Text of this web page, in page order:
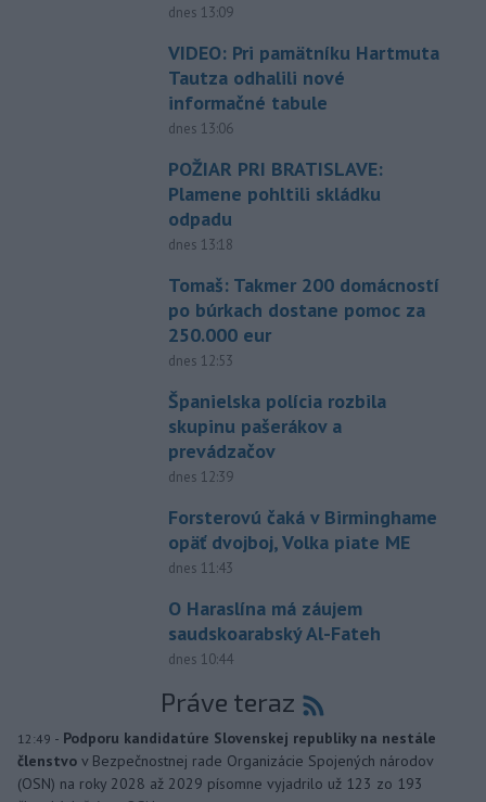
dnes 13:09
VIDEO: Pri pamätníku Hartmuta
Tautza odhalili nové
informačné tabule
dnes 13:06
POŽIAR PRI BRATISLAVE:
Plamene pohltili skládku
odpadu
dnes 13:18
Tomaš: Takmer 200 domácností
po búrkach dostane pomoc za
250.000 eur
dnes 12:53
Španielska polícia rozbila
skupinu pašerákov a
prevádzačov
dnes 12:39
Forsterovú čaká v Birminghame
opäť dvojboj, Volka piate ME
dnes 11:43
O Haraslína má záujem
saudskoarabský Al-Fateh
dnes 10:44
Práve teraz
12:49 - Podporu kandidatúre Slovenskej republiky na nestále
členstvo v Bezpečnostnej rade Organizácie Spojených národov
(OSN) na roky 2028 až 2029 písomne vyjadrilo už 123 zo 193